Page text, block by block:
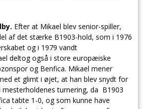
Efter at Mikael blev senior-spiller,
af det stærke B1903-hold, som i 1976
og i 1979 vandt
deltog også i store europæiske
og Benfica. Mikael mener
et glimt i øjet, at han blev snydt for
turnering, da B1903
tabte 1-0, og som kunne have